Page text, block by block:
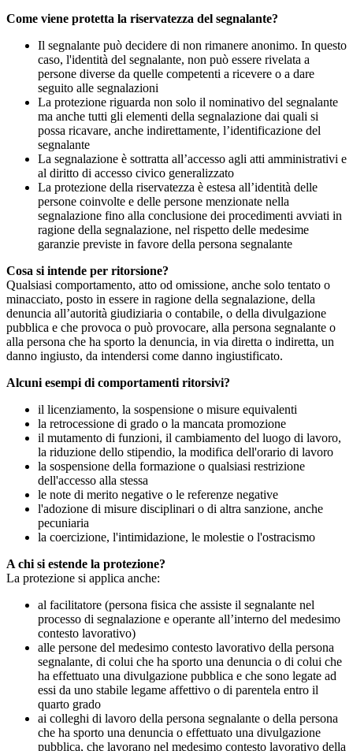
Come viene protetta la riservatezza del segnalante?
Il segnalante può decidere di non rimanere anonimo. In questo
caso, l'identità del segnalante, non può essere rivelata a
persone diverse da quelle competenti a ricevere o a dare
seguito alle segnalazioni
La protezione riguarda non solo il nominativo del segnalante
ma anche tutti gli elementi della segnalazione dai quali si
possa ricavare, anche indirettamente, l’identificazione del
segnalante
La segnalazione è sottratta all’accesso agli atti amministrativi e
al diritto di accesso civico generalizzato
La protezione della riservatezza è estesa all’identità delle
persone coinvolte e delle persone menzionate nella
segnalazione fino alla conclusione dei procedimenti avviati in
ragione della segnalazione, nel rispetto delle medesime
garanzie previste in favore della persona segnalante
Cosa si intende per ritorsione?
Qualsiasi comportamento, atto od omissione, anche solo tentato o
minacciato, posto in essere in ragione della segnalazione, della
denuncia all’autorità giudiziaria o contabile, o della divulgazione
pubblica e che provoca o può provocare, alla persona segnalante o
alla persona che ha sporto la denuncia, in via diretta o indiretta, un
danno ingiusto, da intendersi come danno ingiustificato.
Alcuni esempi di comportamenti ritorsivi?
il licenziamento, la sospensione o misure equivalenti
la retrocessione di grado o la mancata promozione
il mutamento di funzioni, il cambiamento del luogo di lavoro,
la riduzione dello stipendio, la modifica dell'orario di lavoro
la sospensione della formazione o qualsiasi restrizione
dell'accesso alla stessa
le note di merito negative o le referenze negative
l'adozione di misure disciplinari o di altra sanzione, anche
pecuniaria
la coercizione, l'intimidazione, le molestie o l'ostracismo
A chi si estende la protezione?
La protezione si applica anche:
al facilitatore (persona fisica che assiste il segnalante nel
processo di segnalazione e operante all’interno del medesimo
contesto lavorativo)
alle persone del medesimo contesto lavorativo della persona
segnalante, di colui che ha sporto una denuncia o di colui che
ha effettuato una divulgazione pubblica e che sono legate ad
essi da uno stabile legame affettivo o di parentela entro il
quarto grado
ai colleghi di lavoro della persona segnalante o della persona
che ha sporto una denuncia o effettuato una divulgazione
pubblica, che lavorano nel medesimo contesto lavorativo della